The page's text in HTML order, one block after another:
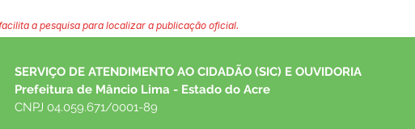
a pesquisa para localizar a publicação oficial.
SERVIÇO DE ATENDIMENTO AO CIDADÃO (SIC) E OUVIDORIA
Prefeitura de Mâncio Lima - Estado do Acre
CNPJ 04.059.671/0001-89